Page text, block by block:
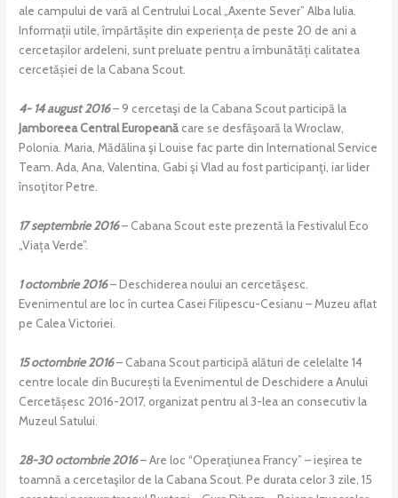
ale campului de vară al Centrului Local „Axente Sever” Alba Iulia.
Informații utile, împărtășite din experiența de peste 20 de ani a
cercetașilor ardeleni, sunt preluate pentru a îmbunătăți calitatea
cercetășiei de la Cabana Scout.
4- 14 august 2016– 9 cercetaşi de la Cabana Scout participă la
Jamboreea Central Europeanăcare se desfăşoară la Wroclaw,
Polonia. Maria, Mădălina şi Louise fac parte din International Service
Team. Ada, Ana, Valentina, Gabi şi Vlad au fost participanţi, iar lider
însoţitor Petre.
17 septembrie 2016– Cabana Scout este prezentă la Festivalul Eco
„Viața Verde”.
1 octombrie 2016– Deschiderea noului an cercetăşesc.
Evenimentul are loc în curtea Casei Filipescu-Cesianu – Muzeu aflat
pe Calea Victoriei.
15 octombrie 2016– Cabana Scout participă alături de celelalte 14
centre locale din București la Evenimentul de Deschidere a Anului
Cercetășesc 2016-2017, organizat pentru al 3-lea an consecutiv la
Muzeul Satului.
28-30 octombrie 2016– Are loc “Operaţiunea Francy” – ieşirea te
toamnă a cercetaşilor de la Cabana Scout. Pe durata celor 3 zile, 15